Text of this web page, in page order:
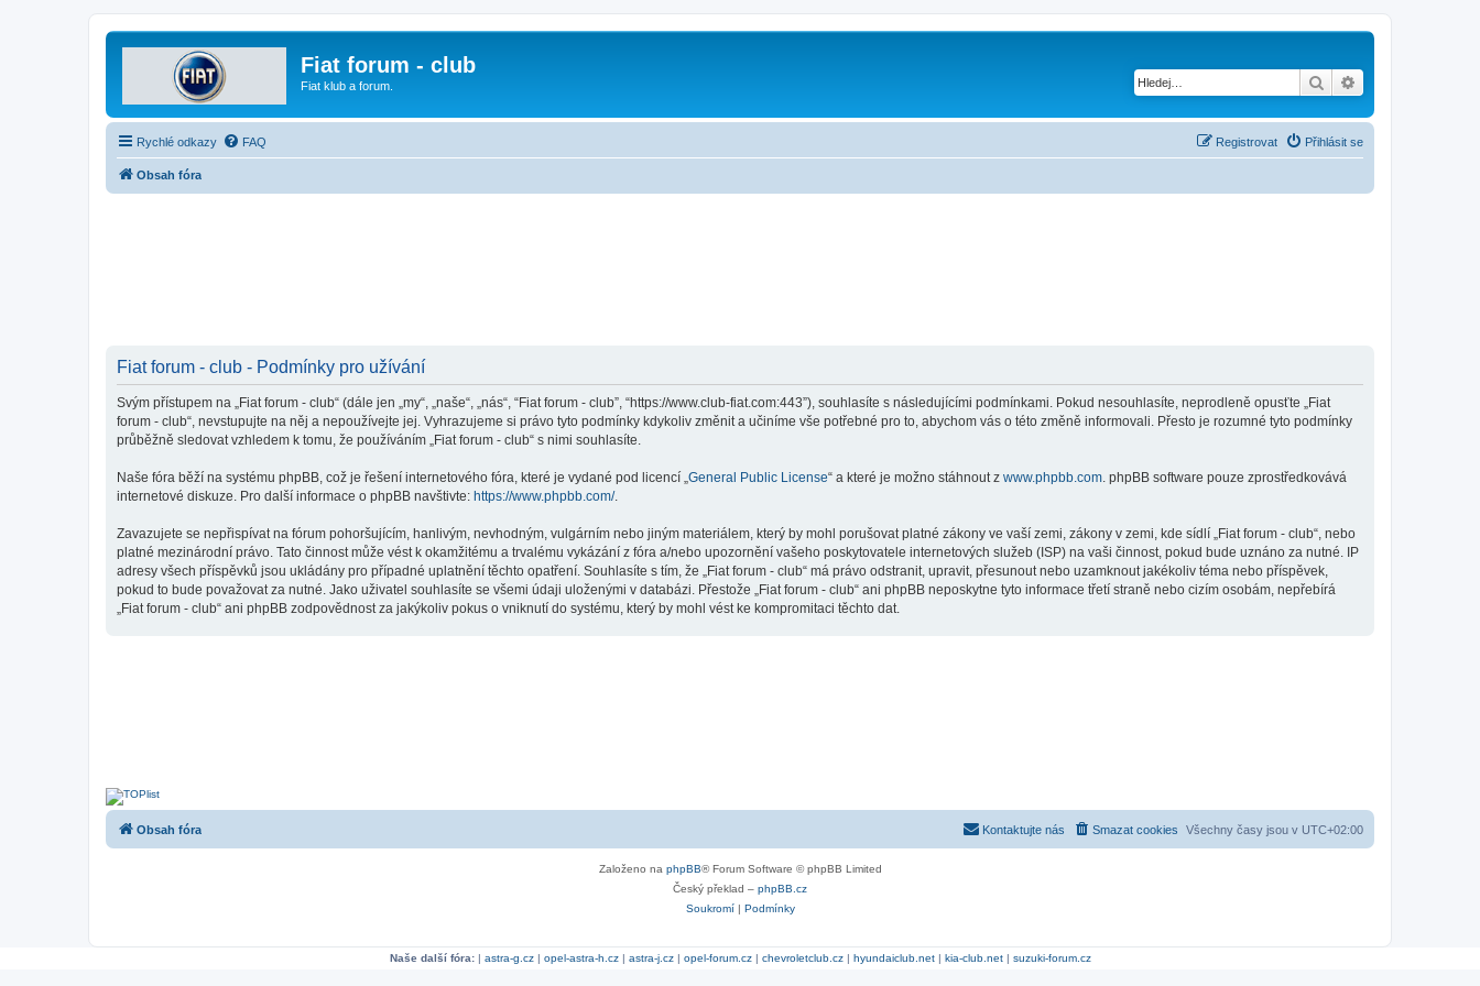
Fiat forum - club
Fiat klub a forum. Hledat
Rychlé odkazy FAQ Přihlásit se
Registrovat
Obsah fóra
Fiat forum - club - Podmínky pro užívání
Svým přístupem na „Fiat forum - club“ (dále jen „my“, „naše“, „nás“, “Fiat forum - club”, “https://www.club-fiat.com:443”), souhlasíte s následujícími podmínkami. Pokud nesouhlasíte, neprodleně opusťte „Fiat
forum - club“, nevstupujte na něj a nepoužívejte jej. Vyhrazujeme si právo tyto podmínky kdykoliv změnit a učiníme vše potřebné pro to, abychom vás o této změně informovali. Přesto je rozumné tyto podmínky
průběžně sledovat vzhledem k tomu, že používáním „Fiat forum - club“ s nimi souhlasíte.
Naše fóra běží na systému phpBB, což je řešení internetového fóra, které je vydané pod licencí „ General Public License“ a které je možno stáhnout z www.phpbb.com . phpBB software pouze zprostředkovává
internetové diskuze. Pro další informace o phpBB navštivte: https://www.phpbb.com/.
Zavazujete se nepřispívat na fórum pohoršujícím, hanlivým, nevhodným, vulgárním nebo jiným materiálem, který by mohl porušovat platné zákony ve vaší zemi, zákony v zemi, kde sídlí „Fiat forum - club“, nebo
platné mezinárodní právo. Tato činnost může vést k okamžitému a trvalému vykázání z fóra a/nebo upozornění vašeho poskytovatele internetových služeb (ISP) na vaši činnost, pokud bude uznáno za nutné. IP
adresy všech příspěvků jsou ukládány pro případné uplatnění těchto opatření. Souhlasíte s tím, že „Fiat forum - club“ má právo odstranit, upravit, přesunout nebo uzamknout jakékoliv téma nebo příspěvek,
pokud to bude považovat za nutné. Jako uživatel souhlasíte se všemi údaji uloženými v databázi. Přestože „Fiat forum - club“ ani phpBB neposkytne tyto informace třetí straně nebo cizím osobám, nepřebírá
„Fiat forum - club“ ani phpBB zodpovědnost za jakýkoliv pokus o vniknutí do systému, který by mohl vést ke kompromitaci těchto dat.
Obsah fóra Všechny časy jsou v UTC+02:00
Smazat cookies
Kontaktujte nás
Založeno na phpBB® Forum Software © phpBB Limited
Český překlad – phpBB.cz
Soukromí| Podmínky
Naše další fóra:| astra-g.cz| opel-astra-h.cz| astra-j.cz| opel-forum.cz| chevroletclub.cz| hyundaiclub.net| kia-club.net| suzuki-forum.cz